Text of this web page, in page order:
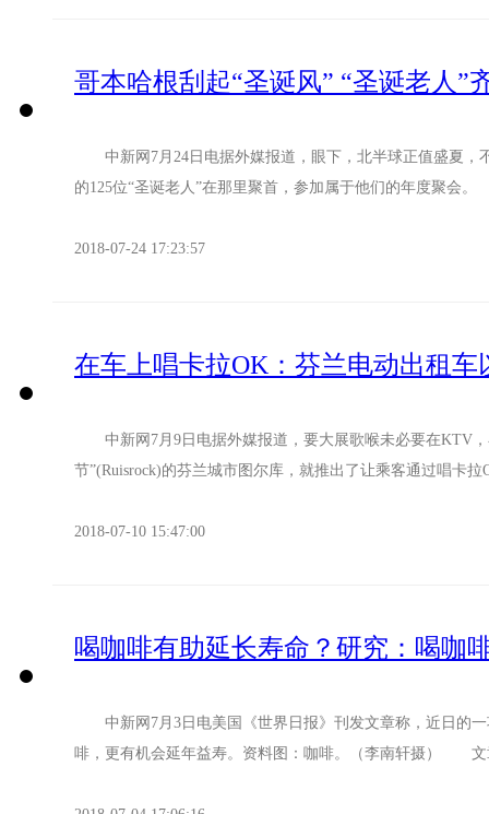
哥本哈根刮起“圣诞风” “圣诞老人”
中新网7月24日电据外媒报道，眼下，北半球正值盛夏，
的125位“圣诞老人”在那里聚首，参加属于他们的年度聚会
2018-07-24 17:23:57
在车上唱卡拉OK：芬兰电动出租车
中新网7月9日电据外媒报道，要大展歌喉未必要在KTV，
节”(Ruisrock)的芬兰城市图尔库，就推出了让乘客通过唱卡
2018-07-10 15:47:00
喝咖啡有助延长寿命？研究：喝咖
中新网7月3日电美国《世界日报》刊发文章称，近日的一
啡，更有机会延年益寿。资料图：咖啡。（李南轩摄）